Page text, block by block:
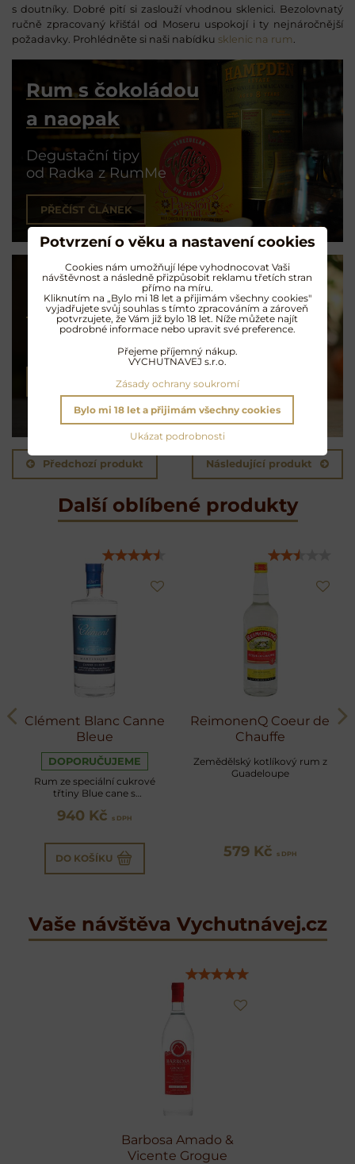
s doutníky. Dobré pití si zaslouží vhodnou sklenici. Bezolovnatý
ručně zpracovaný křišťál od Moseru uspokojí i ty nejnáročnější
požadavky. Prohlédněte si naši nabídku sklenic na rum
Rum s čokoládou
a naopak
Degustační tipy
od Radka z RumMe
PŘEČÍST ČLÁNEK
Koktejly na rumu
Exotické opojení
NAMÍCHAT KOKTEJL
Předchozí produkt Následující produkt
Další oblíbené produkty
Clément Blanc Canne
Bleue
DOPORUČUJEME
Rum ze speciální cukrové
třtiny Blue cane s
koření
940 Kč s DPH
DO KOŠÍKU
ReimonenQ Coeur de
Chauffe
Zemědělský kotlíkový rum z
Guadeloupe
579 Kč s DPH
Vaše návštěva Vychutnávej.cz
Barbosa Amado &
Vicente Grogue
Potvrzení o věku a nastavení cookies
Cookies nám umožňují lépe vyhodnocovat Vaši
návštěvnost a následně přizpůsobit reklamu třetích stran
přímo na míru.
Kliknutím na „Bylo mi 18 let a přijimám všechny cookies"
vyjadřujete svůj souhlas s tímto zpracováním a zároveň
potvrzujete, že Vám již bylo 18 let. Níže můžete najít
podrobné informace nebo upravit své preference.
Přejeme příjemný nákup.
VYCHUTNAVEJ s.r.o.
Zásady ochrany soukromí
Ukázat podrobnosti
Bylo mi 18 let a přijimám všechny cookies